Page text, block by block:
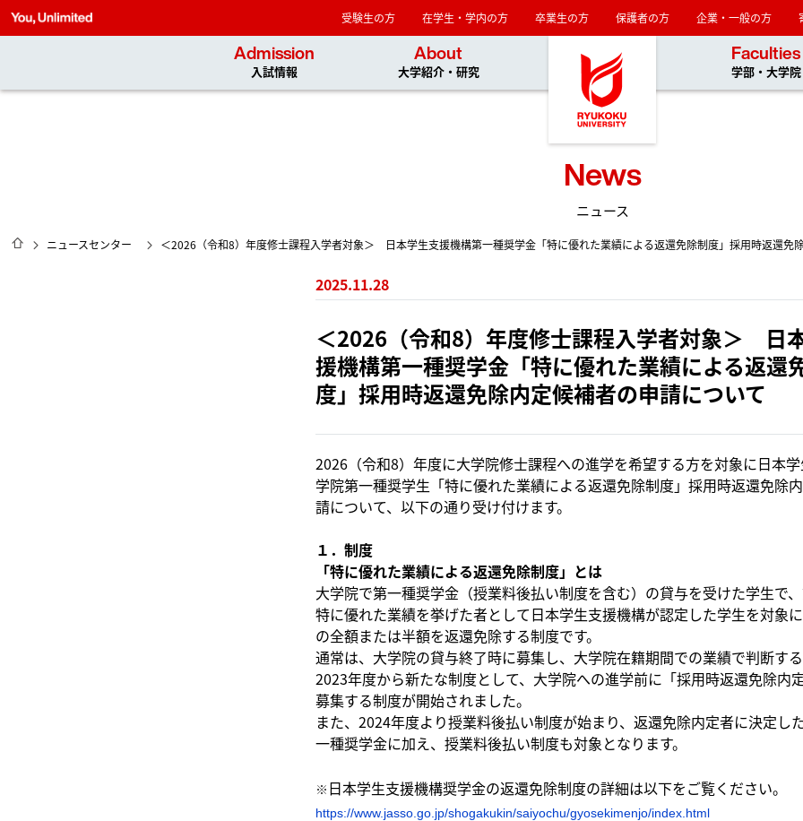
龍谷
受験生の方 在学生・学内の方 卒業生の方 保護者の方 企業・一般の方
Admission
入試情報
About
大学紹介・研究
Faculties
学部・大学院
News
ニュース
HOME
ニュースセンター ＜2026（令和8）年度修士課程入学者対象＞ 日本学生支援機構第一種奨学金「特に優れた業績による返還免除制度」採用時返還免
2025.11.28
＜2026（令和8）年度修士課程入学者対象＞ 日
援機構第一種奨学金「特に優れた業績による返還
度」採用時返還免除内定候補者の申請について
2026（令和8）年度に大学院修士課程への進学を希望する方を対象に日本
学院第一種奨学生「特に優れた業績による返還免除制度」採用時返還免除
請について、以下の通り受け付けます。
１．制度
「特に優れた業績による返還免除制度」とは
大学院で第一種奨学金（授業料後払い制度を含む）の貸与を受けた学生で
特に優れた業績を挙げた者として日本学生支援機構が認定した学生を対象
の全額または半額を返還免除する制度です。
通常は、大学院の貸与終了時に募集し、大学院在籍期間での業績で判断す
2023年度から新たな制度として、大学院への進学前に「採用時返還免除内
募集する制度が開始されました。
また、2024年度より授業料後払い制度が始まり、返還免除内定者に決定し
一種奨学金に加え、授業料後払い制度も対象となります。
※ 日本学生支援機構奨学金の返還免除制度の詳細は以下をご覧ください。
https://www.jasso.go.jp/shogakukin/saiyochu/gyosekimenjo/index.html